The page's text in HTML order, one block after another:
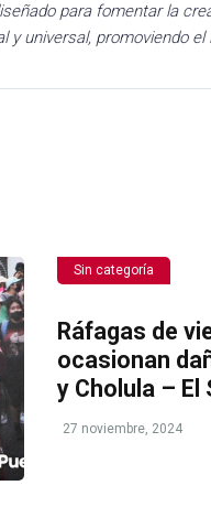
para fomentar la
universal, promoviendo
Sin categoría
Ráfagas de
ocasionan
y Cholula – El
27 noviembre, 2024